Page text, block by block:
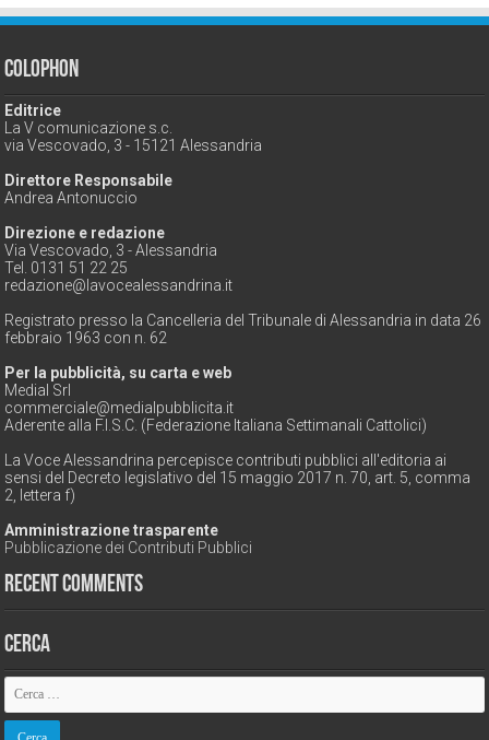
Colophon
Editrice
La V comunicazione s.c.
via Vescovado, 3 - 15121 Alessandria
Direttore Responsabile
Andrea Antonuccio
Direzione e redazione
Via Vescovado, 3 - Alessandria
Tel. 0131 51 22 25
redazione@lavocealessandrina.it
Registrato presso la Cancelleria del Tribunale di Alessandria in data 26
febbraio 1963 con n. 62
Per la pubblicità, su carta e web
Medial Srl
commerciale@medialpubblicita.it
Aderente alla F.I.S.C. (Federazione Italiana Settimanali Cattolici)
La Voce Alessandrina percepisce contributi pubblici all'editoria ai
sensi del Decreto legislativo del 15 maggio 2017 n. 70, art. 5, comma
2, lettera f)
Amministrazione trasparente
Pubblicazione dei Contributi Pubblici
Recent Comments
Cerca